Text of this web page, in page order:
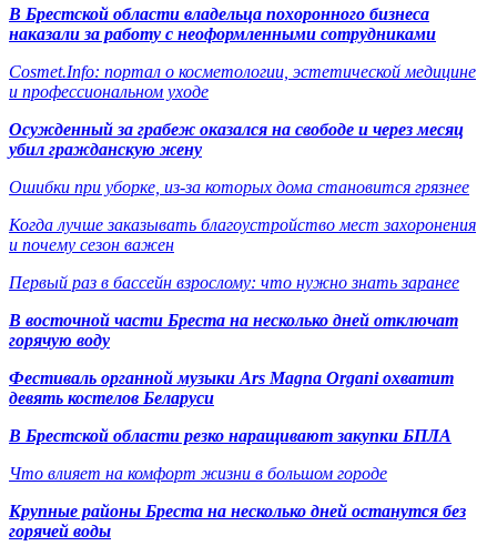
В Брестской области владельца похоронного бизнеса
наказали за работу с неоформленными сотрудниками
Cosmet.Info: портал о косметологии, эстетической медицине
и профессиональном уходе
Осужденный за грабеж оказался на свободе и через месяц
убил гражданскую жену
Ошибки при уборке, из-за которых дома становится грязнее
Когда лучше заказывать благоустройство мест захоронения
и почему сезон важен
Первый раз в бассейн взрослому: что нужно знать заранее
В восточной части Бреста на несколько дней отключат
горячую воду
Фестиваль органной музыки Ars Magna Organi охватит
девять костелов Беларуси
В Брестской области резко наращивают закупки БПЛА
Что влияет на комфорт жизни в большом городе
Крупные районы Бреста на несколько дней останутся без
горячей воды